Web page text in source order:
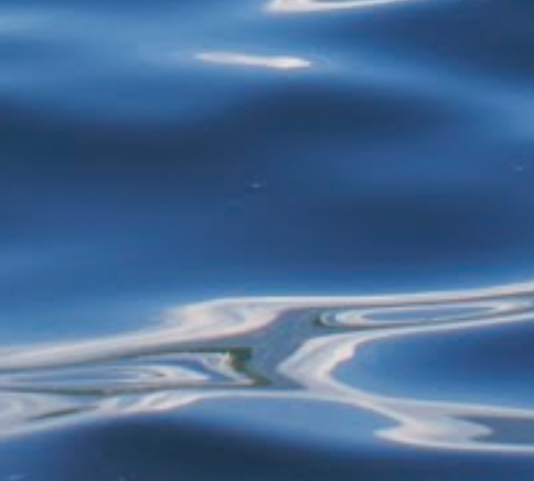
atividades de garimpagem. De acor...